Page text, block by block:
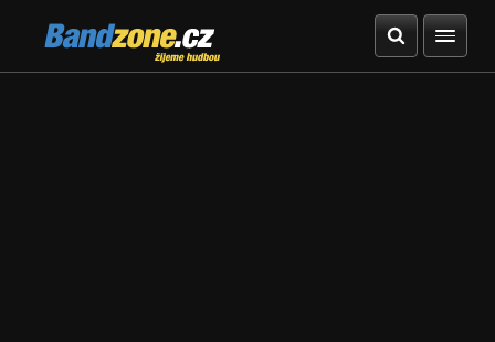
Bandzone.cz
žijeme hudbou